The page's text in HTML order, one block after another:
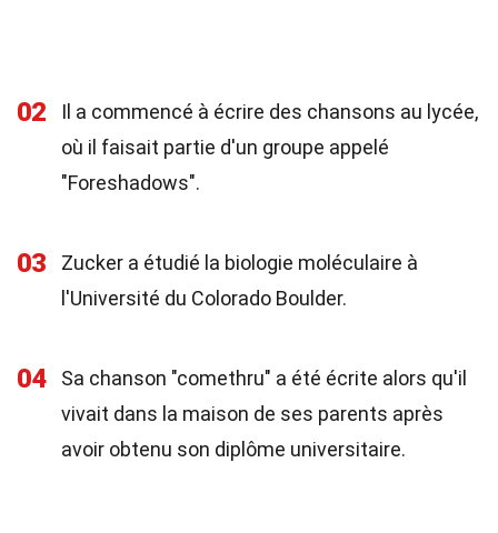
02
Il a commencé à écrire des chansons au lycée,
où il faisait partie d'un groupe appelé
"Foreshadows".
03
Zucker a étudié la biologie moléculaire à
l'Université du Colorado Boulder.
04
Sa chanson "comethru" a été écrite alors qu'il
vivait dans la maison de ses parents après
avoir obtenu son diplôme universitaire.